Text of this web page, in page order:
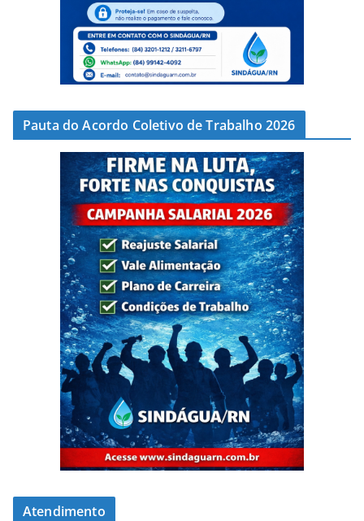
Pauta do Acordo Coletivo de Trabalho 2026
Atendimento